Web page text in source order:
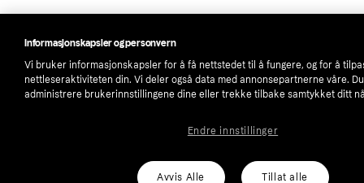
Informasjonskapsler og personvern
Vi bruker informasjonskapsler for å få nettstedet til å fungere, og for å
nettleseraktiviteten din. Vi deler også data med annonsepartnerne våre.
administrere brukerinnstillingene dine eller trekke tilbake samtykket ditt
Avvis Alle Tillat alle
Endre innstillinger